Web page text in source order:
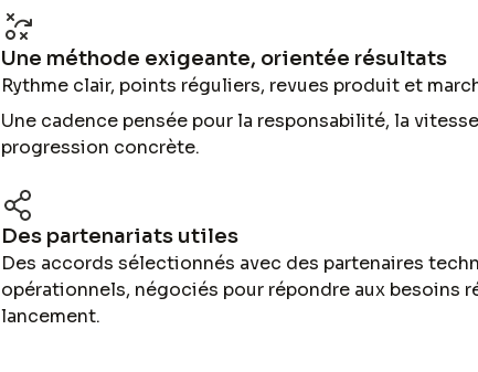
Une méthode exigeante, orientée résultats
Rythme clair, points réguliers, revues produit et
Une cadence pensée pour la responsabilité, la
progression concrète.
Des partenariats utiles
Des accords sélectionnés avec des partenaires
opérationnels, négociés pour répondre aux besoins
lancement.